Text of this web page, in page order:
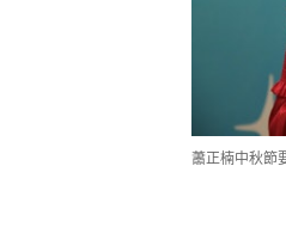
蕭正楠中秋節